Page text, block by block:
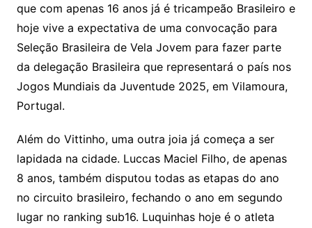
que com apenas 16 anos já é tricampeão Brasileiro e
hoje vive a expectativa de uma convocação para
Seleção Brasileira de Vela Jovem para fazer parte
da delegação Brasileira que representará o país nos
Jogos Mundiais da Juventude 2025, em Vilamoura,
Portugal.
Além do Vittinho, uma outra joia já começa a ser
lapidada na cidade. Luccas Maciel Filho, de apenas
8 anos, também disputou todas as etapas do ano
no circuito brasileiro, fechando o ano em segundo
lugar no ranking sub16. Luquinhas hoje é o atleta